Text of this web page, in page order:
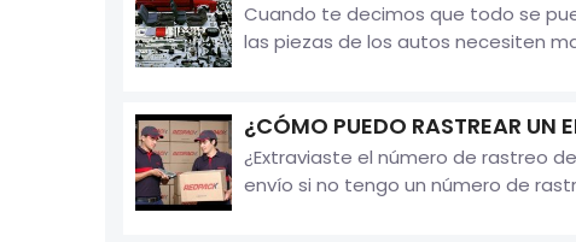
Cuando te decimos que todo se
las piezas de los autos necesiten
¿CÓMO PUEDO RASTREAR UN
¿Extraviaste el número de rastreo
envío si no tengo un número de